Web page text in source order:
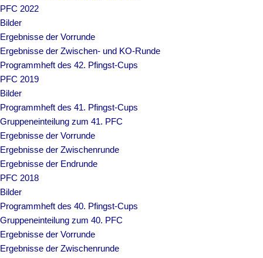
PFC 2022
Bilder
Ergebnisse der Vorrunde
Ergebnisse der Zwischen- und KO-Runde
Programmheft des 42. Pfingst-Cups
PFC 2019
Bilder
Programmheft des 41. Pfingst-Cups
Gruppeneinteilung zum 41. PFC
Ergebnisse der Vorrunde
Ergebnisse der Zwischenrunde
Ergebnisse der Endrunde
PFC 2018
Bilder
Programmheft des 40. Pfingst-Cups
Gruppeneinteilung zum 40. PFC
Ergebnisse der Vorrunde
Ergebnisse der Zwischenrunde